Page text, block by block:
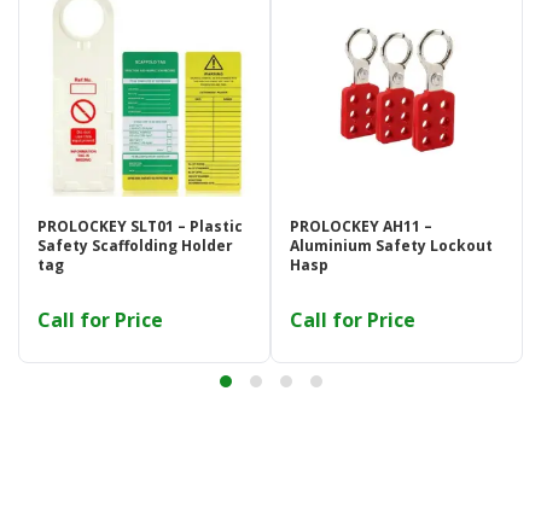
PROLOCKEY SLT01 – Plastic
Safety Scaffolding Holder
tag
Call for Price
PROLOCKEY AH11 –
Aluminium Safety Lockout
Hasp
Call for Price